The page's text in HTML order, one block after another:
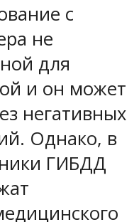
с
не
для
и он может
негативных
Однако, в
ГИБДД